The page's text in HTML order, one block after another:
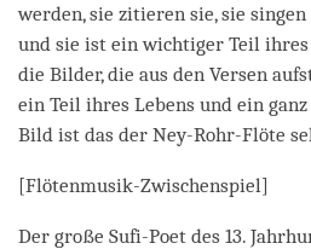
werden, sie zitieren sie, sie
und sie ist ein wichtiger Teil ihres
die Bilder, die aus den Versen
ein Teil ihres Lebens und ein
Bild ist das der Ney-Rohr-Flöte
[Flötenmusik-Zwischenspiel]
Der große Sufi-Poet des 13.